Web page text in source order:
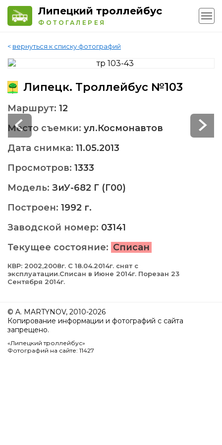
Липецкий троллейбус
ФОТОГАЛЕРЕЯ
< вернуться к списку фотографий
Липецк. Троллейбус №103
Маршрут: 12
Место съемки: ул.Космонавтов
Дата снимка: 11.05.2013
Просмотров: 1333
Модель: ЗиУ-682 Г (Г00)
Построен: 1992 г.
Заводской номер: 03141
Текущее состояние: Списан
КВР: 2002,2008г. С 18.04.2014г. снят с
эксплуатации.Списан в Июне 2014г. Порезан 23
Сентября 2014г.
© A. MARTYNOV, 2010-2026
Копирование информации и фотографий с сайта
запрещено.
«Липецкий троллейбус»
Фотографий на сайте: 11427